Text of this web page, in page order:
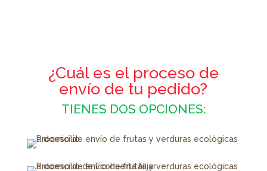
¿Cuál es el proceso de
envío de tu pedido?
TIENES DOS OPCIONES: